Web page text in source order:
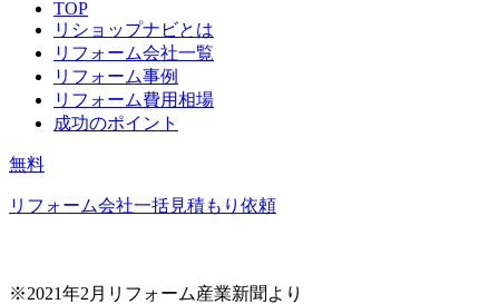
TOP
リショップナビとは
リフォーム会社一覧
リフォーム事例
リフォーム費用相場
成功のポイント
無料
リフォーム会社一括見積もり依頼
※2021年2月リフォーム産業新聞より